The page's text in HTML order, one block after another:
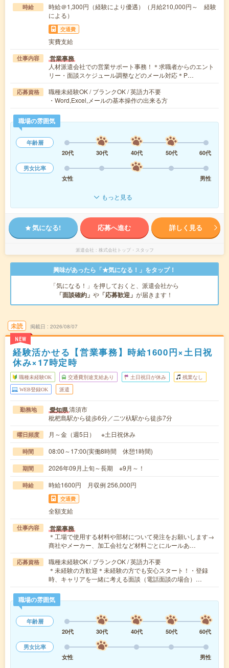
時給
時給＠1,300円（経験により優遇）（月給210,000円～ 経験
による）
交通費
実費支給
仕事内容 営業事務
人材派遣会社での営業サポート事務！＊求職者からのエント
リー・面談スケジュール調整などのメール対応＊P…
応募資格
職種未経験OK / ブランクOK / 英語力不要
・Word,Excel,メールの基本操作の出来る方
職場の雰囲気
年齢層
20代
30代 40代 50代
60代
男女比率
女性
男性
もっと見る
気になる! 応募へ進む 詳しく見る
派遣会社 株式会社トップ・スタッフ
興味があったら「★気になる！」をタップ！
「気になる！」を押しておくと、派遣会社から
「面談確約」 や 「応募歓迎」 が届きます！
未読
NEW
掲載日 2026/08/07
経験活かせる【営業事務】時給1600円×土日祝
休み×17時定時
職種未経験OK 交通費別途支給あり 土日祝日が休み 残業なし
WEB登録OK 派遣
勤務地 愛知県清須市
枇杷島駅から徒歩6分／二ツ杁駅から徒歩7分
曜日頻度 月～金（週5日） ※土日祝休み
時間 08:00～17:00(実働8時間 休憩1時間)
期間 2026年09月上旬～長期 ※9月～！
時給 時給1600円 月収例 256,000円
交通費
全額支給
仕事内容 営業事務
＊工場で使用する材料や部材について発注をお願いします→
商社やメーカー、加工会社など材料ごとにルールあ…
応募資格
職種未経験OK / ブランクOK / 英語力不要
＊未経験の方歓迎＊未経験の方でも安心スタート！・登録
時、キャリアを一緒に考える面談（電話面談の場合）…
職場の雰囲気
年齢層
20代
30代 40代 50代
60代
男女比率
女性
男性